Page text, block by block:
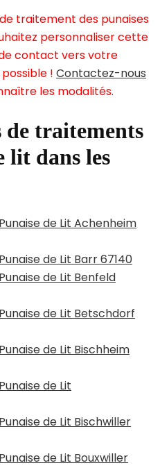
traitement des punaises
personnaliser cette
contact vers votre
! Contactez-nous
les modalités.
de traitements
lit dans les
de Lit Achenheim
de Lit Barr 67140
de Lit Benfeld
de Lit Betschdorf
de Lit Bischheim
de Lit
de Lit Bischwiller
de Lit Bouxwiller